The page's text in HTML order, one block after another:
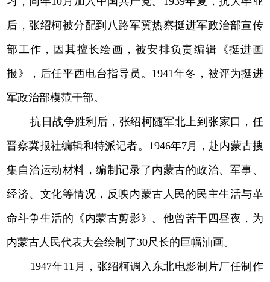
后，张绍柯被分配到八路军冀热察挺进军政治部宣传
部工作，因其擅长绘画，被安排负责编辑《挺进画
报》，后任平西电台指导员。1941年冬，被评为挺进
军政治部模范干部。
抗日战争胜利后，张绍柯随军北上到张家口，任
晋察冀报社编辑和特派记者。1946年7月，赴内蒙古搜
集自治运动材料，编制记录了内蒙古的政治、军事、
经济、文化等情况，反映内蒙古人民的民主生活与革
命斗争生活的《内蒙古剪影》。他曾苦干四昼夜，为
内蒙古人民代表大会绘制了30尺长的巨幅油画。
1947年11月，张绍柯调入东北电影制片厂任制作